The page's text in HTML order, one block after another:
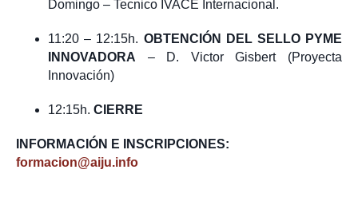
Domingo – Tecnico IVACE Internacional.
11:20 – 12:15h. OBTENCIÓN DEL SELLO PYME
INNOVADORA – D. Victor Gisbert (Proyecta
Innovación)
12:15h. CIERRE
INFORMACIÓN E INSCRIPCIONES:
formacion@aiju.info